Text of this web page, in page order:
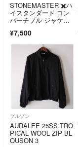
STONEMASTER ✖️ハ
イスタンダード コン
バーチブル ジャケッ
¥7,500
ブルゾン
AURALEE 25SS TRO
PICAL WOOL ZIP BL
OUSON 3